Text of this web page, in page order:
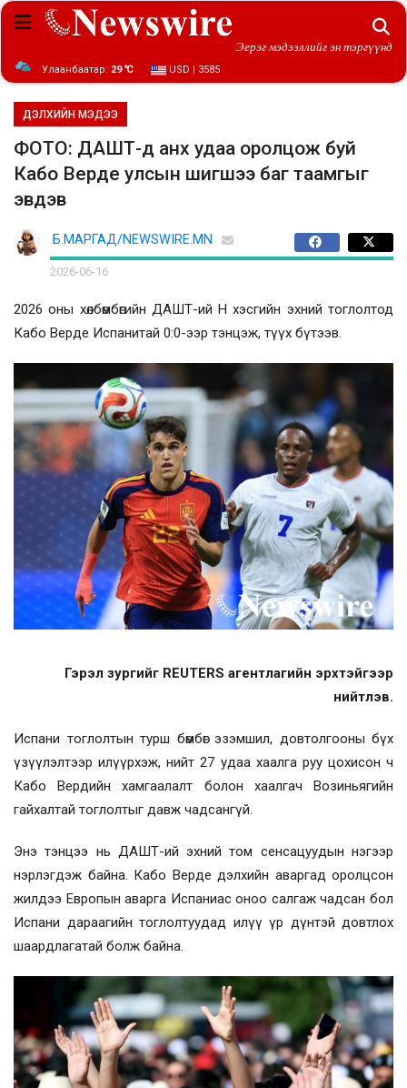
Эерэг мэдээллийг эн тэргүүнд
Улаанбаатар: 29 ℃ USD | 3585
ДЭЛХИЙН МЭДЭЭ
ФОТО: ДАШТ-д анх удаа оролцож буй
Кабо Верде улсын шигшээ баг таамгыг
эвдэв
Б.МАРГАД/NEWSWIRE.MN
2026-06-16
2026 оны хөлбөмбөгийн ДАШТ-ий H хэсгийн эхний тоглолтод
Кабо Верде Испанитай 0:0-ээр тэнцэж, түүх бүтээв.
Гэрэл зургийг REUTERS агентлагийн эрхтэйгээр
нийтлэв.
Испани тоглолтын турш бөмбөг эзэмшил, довтолгооны бүх
үзүүлэлтээр илүүрхэж, нийт 27 удаа хаалга руу цохисон ч
Кабо Вердийн хамгаалалт болон хаалгач Возиньягийн
гайхалтай тоглолтыг давж чадсангүй.
Энэ тэнцээ нь ДАШТ-ий эхний том сенсацуудын нэгээр
нэрлэгдэж байна. Кабо Верде дэлхийн аваргад оролцсон
жилдээ Европын аварга Испаниас оноо салгаж чадсан бол
Испани дараагийн тоглолтуудад илүү үр дүнтэй довтлох
шаардлагатай болж байна.